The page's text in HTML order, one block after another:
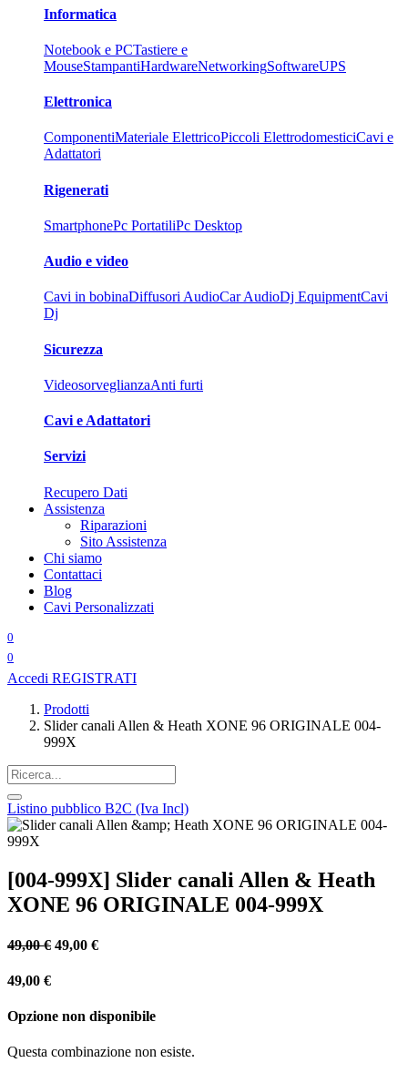
Informatica
Notebook e PCTastiere e
MouseStampantiHardwareNetworkingSoftwareUPS
Elettronica
ComponentiMateriale ElettricoPiccoli ElettrodomesticiCavi e
Adattatori
Rigenerati
SmartphonePc PortatiliPc Desktop
Audio e video
Cavi in bobinaDiffusori AudioCar AudioDj EquipmentCavi
Dj
Sicurezza
VideosorveglianzaAnti furti
Cavi e Adattatori
Servizi
Recupero Dati
Assistenza
Riparazioni
Sito Assistenza
Chi siamo
Contattaci
Blog
Cavi Personalizzati
0
0
Accedi REGISTRATI
Prodotti
Slider canali Allen & Heath XONE 96 ORIGINALE 004-
999X
Listino pubblico B2C (Iva Incl)
[004-999X] Slider canali Allen & Heath
XONE 96 ORIGINALE 004-999X
49,00€ 49,00 €
49,00 €
Opzione non disponibile
Questa combinazione non esiste.